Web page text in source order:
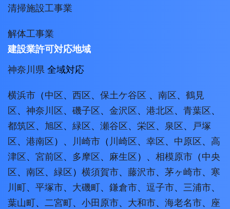
清掃施設工事業
解体工事業
建設業許可対応地域
神奈川県 全域対応
横浜市 （中区、 西区、 保土ケ谷区 、 南区、 鶴見
区、 神奈川区、 磯子区、 金沢区、 港北区、 青葉区、
都筑区、 旭区、 緑区、 瀬谷区、 栄区、 泉区、
戸塚
区、 港南区）、 川崎市 （ 川崎区、 幸区、 中原区、 高
津区、 宮前区、 多摩区、 麻生区）、 相模原市 （中央
区、 南区、 緑区） 横須賀市、 藤沢市、 茅ヶ崎市、 寒
川町、 平塚市、 大磯町、 鎌倉市、 逗子市、 三浦市、
葉山町、 二宮町、 小田原市、 大和市、 海老名市、 座